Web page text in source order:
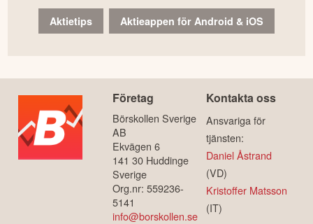
Aktietips Aktieappen för Android & iOS
Företag
Börskollen Sverige
AB
Ekvägen 6
141 30 Huddinge
Sverige
Org.nr: 559236-
5141
info@borskollen.se
Kontakta oss
Ansvariga för
tjänsten:
Daniel Åstrand
(VD)
Kristoffer Matsson
(IT)